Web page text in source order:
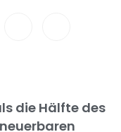
die Hälfte des